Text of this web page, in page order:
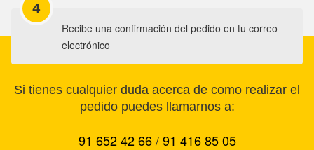
4
Recibe una confirmación del pedido en tu correo
electrónico
Si tienes cualquier duda acerca de como realizar el
pedido puedes llamarnos a:
91 652 42 66 /91 416 85 05